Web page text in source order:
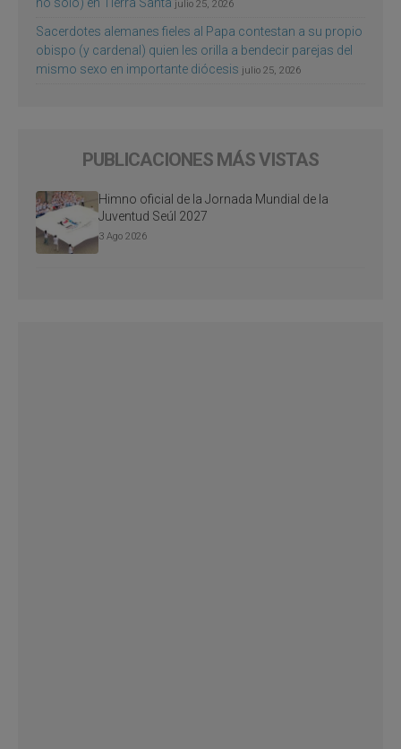
julio 25, 2026
Sacerdotes alemanes fieles al Papa contestan a su propio
obispo (y cardenal) quien les orilla a bendecir parejas del
mismo sexo en importante diócesis julio 25, 2026
PUBLICACIONES MÁS VISTAS
Himno oficial de la Jornada Mundial de la
Juventud Seúl 2027
3 Ago 2026